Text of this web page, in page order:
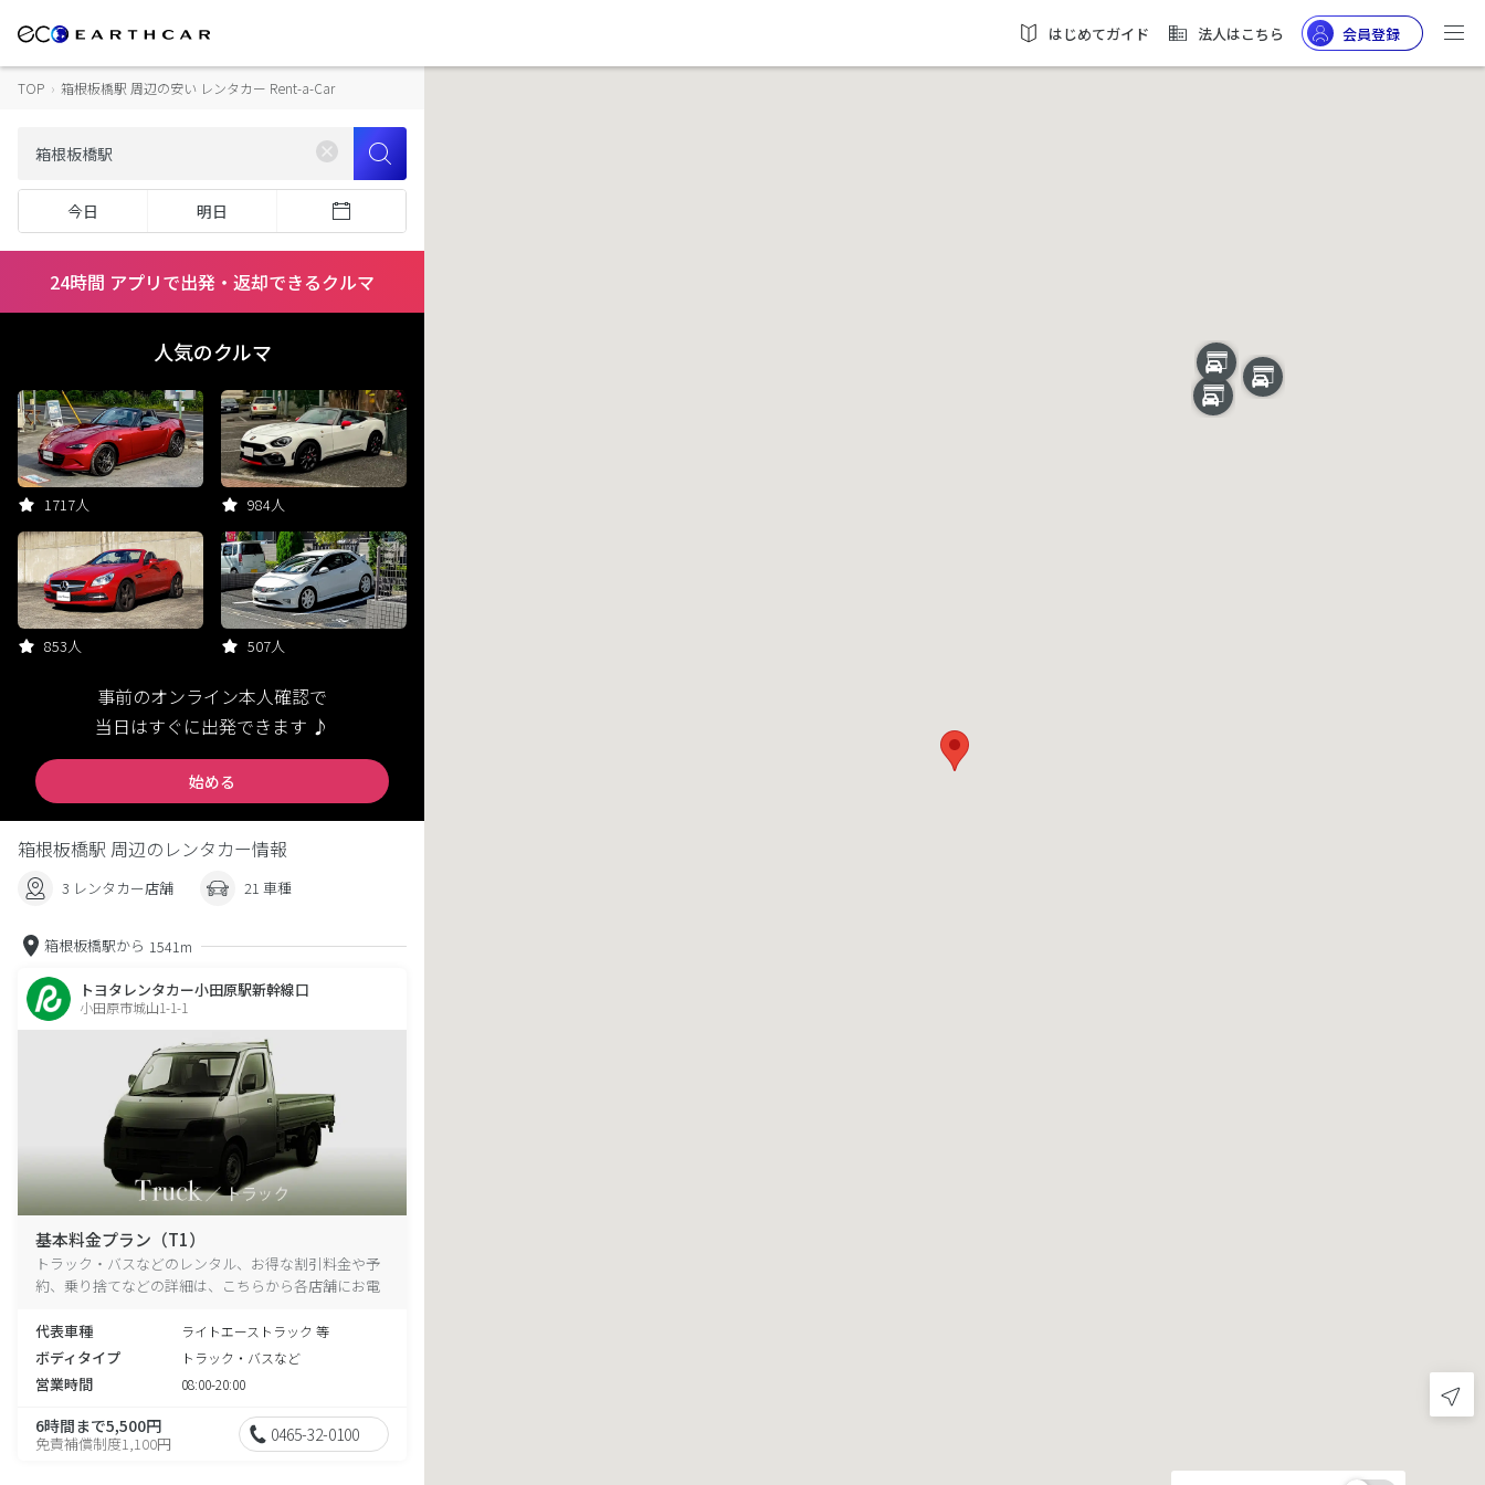
はじめてガイド 法人はこちら 会員登録
TOP › 箱根板橋駅 周辺の安い レンタカー Rent-a-Car
今日 明日
24時間 アプリで出発・返却できるクルマ
人気のクルマ
1717人 984人
853人 507人
事前のオンライン本人確認で
当日はすぐに出発できます ♪
始める
箱根板橋駅 周辺のレンタカー情報
3 レンタカー店舗 21 車種
箱根板橋駅から 1541m
トヨタレンタカー小田原駅新幹線口
小田原市城山1-1-1
基本料金プラン（T1）
トラック・バスなどのレンタル、お得な割引料金や予
約、乗り捨てなどの詳細は、こちらから各店舗にお電
代表車種
ライトエーストラック 等
ボディタイプ トラック・バスなど
営業時間 08:00-20:00
6時間まで5,500円
免責補償制度1,100円 0465-32-0100